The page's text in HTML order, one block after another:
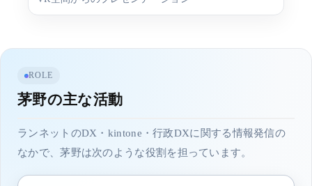
ROLE
茅野の主な活動
ランネットのDX・kintone・行政DXに関する情報発信の
なかで、茅野は次のような役割を担っています。